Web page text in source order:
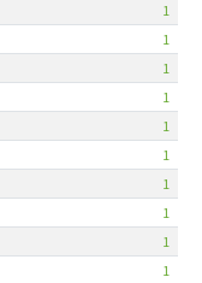
1
1
1
1
1
1
1
1
1
1